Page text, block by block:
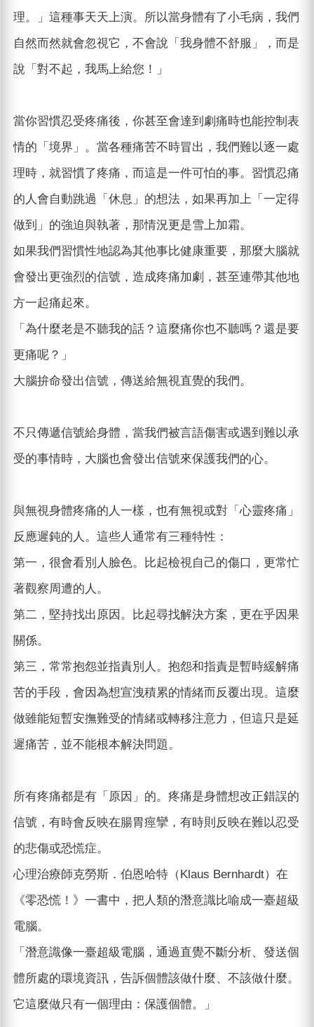
理。」這種事天天上演。所以當身體有了小毛病，我們
自然而然就會忽視它，不會說「我身體不舒服」，而是
說「對不起，我馬上給您！」
當你習慣忍受疼痛後，你甚至會達到劇痛時也能控制表
情的「境界」。當各種痛苦不時冒出，我們難以逐一處
理時，就習慣了疼痛，而這是一件可怕的事。習慣忍痛
的人會自動跳過「休息」的想法，如果再加上「一定得
做到」的強迫與執著，那情況更是雪上加霜。
如果我們習慣性地認為其他事比健康重要，那麼大腦就
會發出更強烈的信號，造成疼痛加劇，甚至連帶其他地
方一起痛起來。
「為什麼老是不聽我的話？這麼痛你也不聽嗎？還是要
更痛呢？」
大腦拚命發出信號，傳送給無視直覺的我們。
不只傳遞信號給身體，當我們被言語傷害或遇到難以承
受的事情時，大腦也會發出信號來保護我們的心。
與無視身體疼痛的人一樣，也有無視或對「心靈疼痛」
反應遲鈍的人。這些人通常有三種特性：
第一，很會看別人臉色。比起檢視自己的傷口，更常忙
著觀察周遭的人。
第二，堅持找出原因。比起尋找解決方案，更在乎因果
關係。
第三，常常抱怨並指責別人。抱怨和指責是暫時緩解痛
苦的手段，會因為想宣洩積累的情緒而反覆出現。這麼
做雖能短暫安撫難受的情緒或轉移注意力，但這只是延
遲痛苦，並不能根本解決問題。
所有疼痛都是有「原因」的。疼痛是身體想改正錯誤的
信號，有時會反映在腸胃痙攣，有時則反映在難以忍受
的悲傷或恐慌症。
心理治療師克勞斯．伯恩哈特（Klaus Bernhardt）在
《零恐慌！》一書中，把人類的潛意識比喻成一臺超級
電腦。
「潛意識像一臺超級電腦，通過直覺不斷分析、發送個
體所處的環境資訊，告訴個體該做什麼、不該做什麼。
它這麼做只有一個理由：保護個體。」